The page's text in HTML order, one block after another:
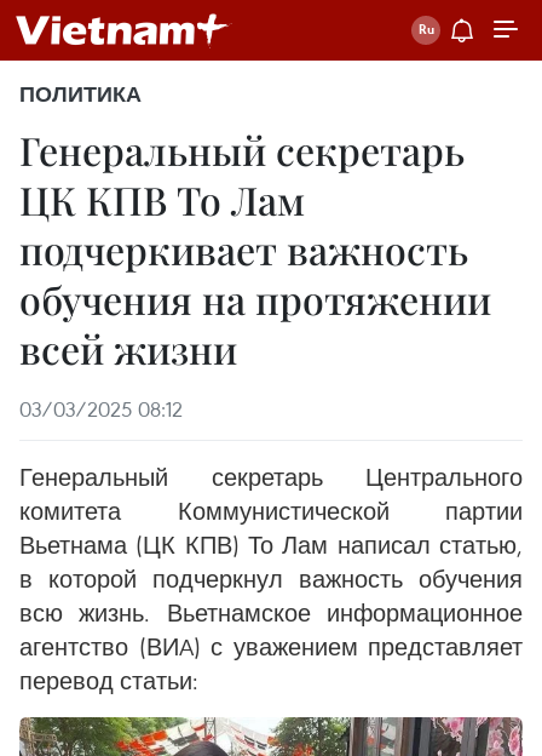
ПОЛИТИКА
Генеральный секретарь
ЦК КПВ То Лам
подчеркивает важность
обучения на протяжении
всей жизни
03/03/2025 08:12
Генеральный секретарь Центрального
комитета Коммунистической партии
Вьетнама (ЦК КПВ) То Лам написал статью,
в которой подчеркнул важность обучения
всю жизнь. Вьетнамское информационное
агентство (ВИA) с уважением представляет
перевод статьи: